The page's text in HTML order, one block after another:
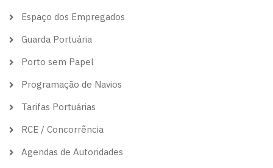
Espaço dos Empregados
Guarda Portuária
Porto sem Papel
Programação de Navios
Tarifas Portuárias
RCE / Concorrência
Agendas de Autoridades